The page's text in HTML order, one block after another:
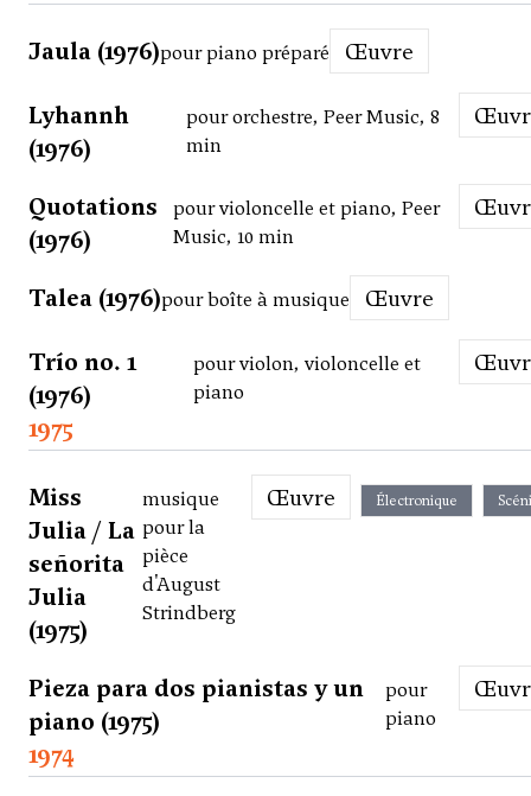
Jaula (1976)pour piano préparé Œuvre
Lyhannh
(1976)
pour orchestre, Peer Music, 8
min
Quotations
(1976)
pour violoncelle et piano, Peer
Music, 10 min
Talea (1976)pour boîte à musique Œuvre
Trío no. 1
(1976)
pour violon, violoncelle et
piano
1975
Miss
Julia / La
señorita
Julia
(1975)
musique
pour la
pièce
d'August
Strindberg
Œuvre Électronique
Pieza para dos pianistas y un
piano (1975)
pour
piano
1974